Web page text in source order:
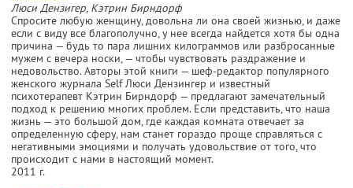
Люси Дензигер, Кэтрин Бирндорф
Спросите любую женщину, довольна ли она своей жизнью, и даже
если с виду все благополучно, у нее всегда найдется хотя бы одна
причина — будь то пара лишних килограммов или разбросанные
мужем с вечера носки, — чтобы чувствовать раздражение и
недовольство. Авторы этой книги — шеф-редактор популярного
женского журнала Self Люси Дензингер и известный
психотерапевт Кэтрин Бирндорф — предлагают замечательный
подход к решению многих проблем. Если представить, что наша
жизнь — это большой дом, где каждая комната отвечает за
определенную сферу, нам станет гораздо проще справляться с
негативными эмоциями и получать удовольствие от того, что
происходит с нами в настоящий момент.
2011 г.